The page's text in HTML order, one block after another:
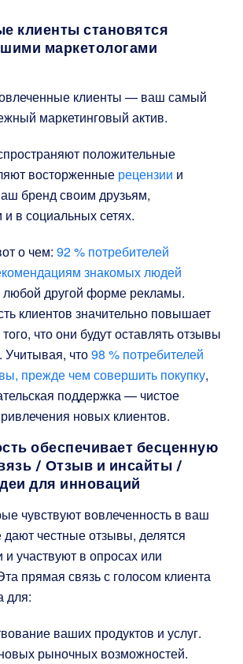
клиенты становятся
маркетологами
клиенты — ваш самый
маркетинговый актив.
положительные
восторженные рецензии и
бренд своим друзьям,
в социальных сетях.
о чем: 92 % потребителей
знакомых людей
другой форме рекламы.
клиентов значительно повышает
что они будут оставлять отзывы
Учитывая, что98 % потребителей
прежде чем совершить покупку,
поддержка — чистое
новых клиентов.
обеспечивает бесценную
/ Отзыв и инсайты /
для инноваций
чувствуют вовлеченность в ваш
дают честные отзывы, делятся
участвуют в опросах или
прямая связь с голосом клиента
для:
ваших продуктов и услуг.
рыночных возможностей.